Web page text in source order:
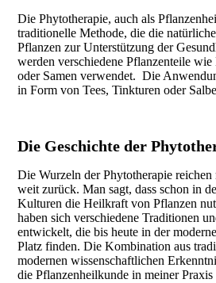
Die Phytotherapie, auch als
traditionelle Methode, die die
Pflanzen zur Unterstützung der
werden verschiedene Pflanzenteile
oder Samen verwendet. Die
in Form von Tees, Tinkturen oder
Die Geschichte der
Die Wurzeln der Phytotherapie
weit zurück. Man sagt, dass schon in
Kulturen die Heilkraft von Pflanzen
haben sich verschiedene Traditionen
entwickelt, die bis heute in der
Platz finden. Die Kombination aus
modernen wissenschaftlichen
die Pflanzenheilkunde in meiner Praxis